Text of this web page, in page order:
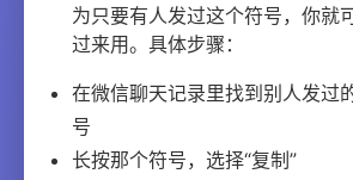
为只要有人发过这个符号，你就
过来用。具体步骤：
在微信聊天记录里找到别人发过
号
长按那个符号，选择“复制”